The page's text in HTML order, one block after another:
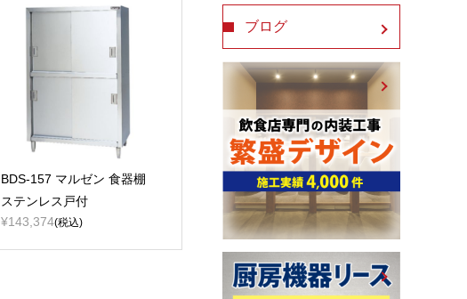
BDS-157 マルゼン 食器棚
ステンレス戸付
¥143,374(税込)
ブログ